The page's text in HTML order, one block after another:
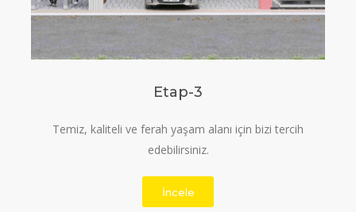
Etap-3
Temiz, kaliteli ve ferah yaşam alanı için bizi tercih
edebilirsiniz.
İncele